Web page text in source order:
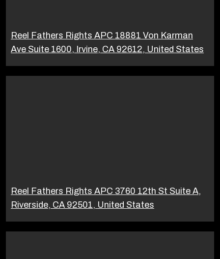
Reel Fathers Rights APC 18881 Von Karman
Ave Suite 1600, Irvine, CA 92612, United States
Reel Fathers Rights APC 3760 12th St Suite A,
Riverside, CA 92501, United States